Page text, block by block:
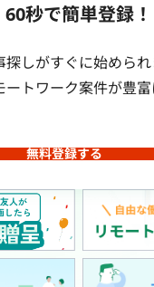
60秒で簡単登録！
しがすぐに始められ
トワーク案件が豊
無料登録する